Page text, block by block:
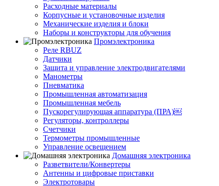
Расходные материалы
Корпусные и установочные изделия
Механические изделия и блоки
Наборы и конструкторы для обучения
Промэлектроника
Реле RBUZ
Датчики
Защита и управление электродвигателями
Манометры
Пневматика
Промышленная автоматизация
Промышленная мебель
Пускорегулирующая аппаратура (ПРА)￼
Регуляторы, контроллеры
Счетчики
Термометры промышленные
Управление освещением
Домашняя электроника
Разветвители/Конвертеры
Антенны и цифровые приставки
Электротовары